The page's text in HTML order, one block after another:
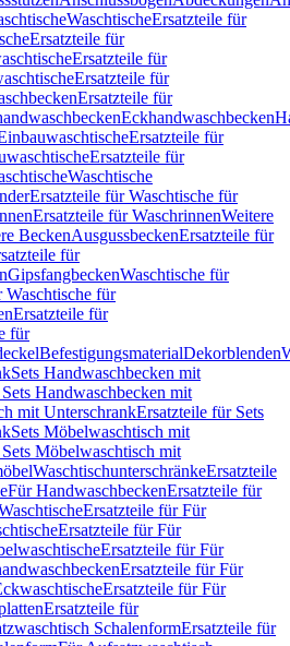
WaschtischeErsatzteile für
Ersatzteile für
Ersatzteile für
Ersatzteile für
Ersatzteile für
Eckhandwaschbecken
Ersatzteile für
Ersatzteile für
Waschtische
Ersatzteile für Waschtische für
Ersatzteile für WaschrinnenWeitere
BeckenAusgussbeckenErsatzteile für
für
GipsfangbeckenWaschtische für
Waschtische für
Ersatzteile für
für
BefestigungsmaterialDekorblenden
Sets Handwaschbecken mit
Handwaschbecken mit
mit UnterschrankErsatzteile für Sets
Sets Möbelwaschtisch mit
Möbelwaschtisch mit
WaschtischunterschränkeErsatzteile
Für HandwaschbeckenErsatzteile für
Ersatzteile für Für
Ersatzteile für Für
Ersatzteile für Für
Ersatzteile für Für
Ersatzteile für Für
Ersatzteile für
SchalenformErsatzteile für